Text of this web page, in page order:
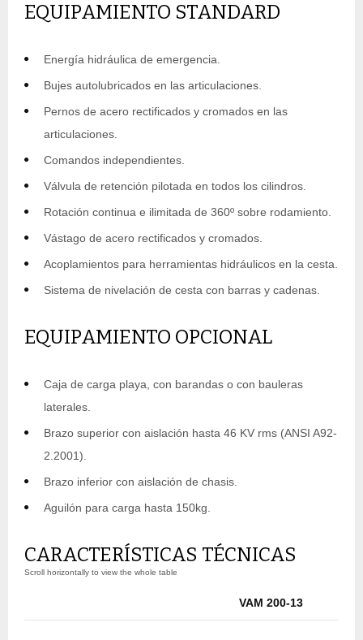
EQUIPAMIENTO STANDARD
Energía hidráulica de emergencia.
Bujes autolubricados en las articulaciones.
Pernos de acero rectificados y cromados en las
articulaciones.
Comandos independientes.
Válvula de retención pilotada en todos los cilindros.
Rotación continua e ilimitada de 360º sobre rodamiento.
Vástago de acero rectificados y cromados.
Acoplamientos para herramientas hidráulicos en la cesta.
Sistema de nivelación de cesta con barras y cadenas.
EQUIPAMIENTO OPCIONAL
Caja de carga playa, con barandas o con bauleras
laterales.
Brazo superior con aislación hasta 46 KV rms (ANSI A92-
2.2001).
Brazo inferior con aislación de chasis.
Aguilón para carga hasta 150kg.
CARACTERÍSTICAS TÉCNICAS
VAM 200-13